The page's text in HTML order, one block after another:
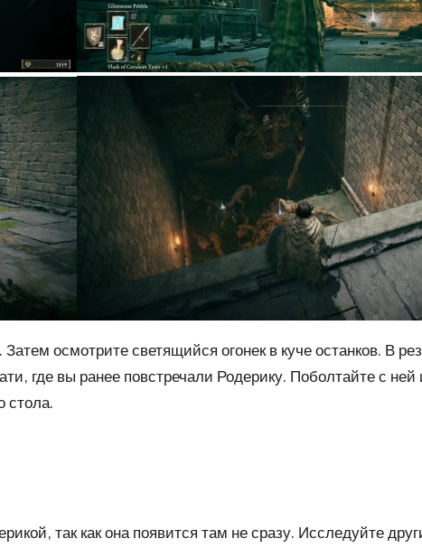
осмотрите светящийся огонек в куче останков. В
где вы ранее повстречали Родерику. Поболтайте с
стола.
так как она появится там не сразу. Исследуйте